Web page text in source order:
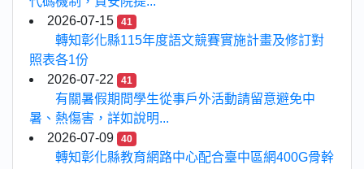
2026-07-15
41
轉知彰化縣115年度語文競賽實施計畫及修訂對
照表各1份
2026-07-22
41
有關暑假期間學生從事戶外活動請留意避免中
暑、熱傷害，詳如說明...
2026-07-09
40
轉知彰化縣教育網路中心配合臺中區網400G骨幹